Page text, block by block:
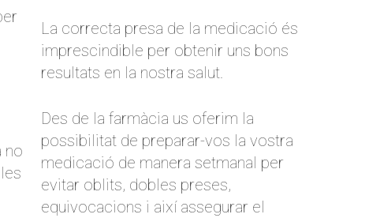
no
La correcta presa de la medicació és
imprescindible per obtenir uns bons
resultats en la nostra salut.
Des de la farmàcia us oferim la
possibilitat de preparar-vos la vostra
medicació de manera setmanal per
evitar oblits, dobles preses,
equivocacions i així assegurar el